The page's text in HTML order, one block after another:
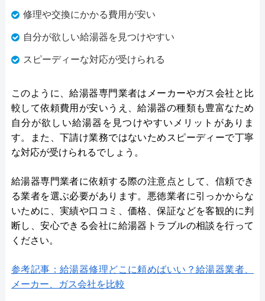
修理や交換にかかる費用が安い
自分が欲しい給湯器を見つけやすい
スピーディーな対応が受けられる
このように、給湯器専門業者はメーカーやガス会社と比
較して依頼費用が安いうえ、給湯器の種類も豊富なため
自分が欲しい給湯器を見つけやすいメリットがありま
す。また、下請け業務ではないためスピーディーで丁寧
な対応が受けられるでしょう。
給湯器専門業者に依頼する際の注意点として、信頼でき
る業者を選ぶ必要があります。悪徳業者に引っかからな
いために、実績や口コミ、価格、保証などを客観的に判
断し、安心できる会社に給湯器トラブルの相談を行って
ください。
参考記事：給湯器修理どこに頼めばいい？給湯器業者、
メーカー、ガス会社を比較